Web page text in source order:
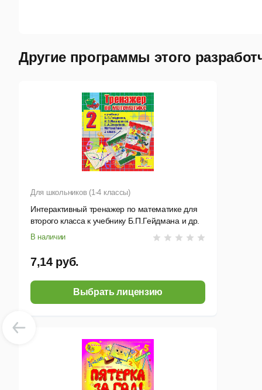
Другие программы этого
Для школьников (1-4 классы)
Интерактивный тренажер по математике для
второго класса к учебнику Б.П.Гейдмана и др.
В наличии
7,14 руб.
Выбрать лицензию